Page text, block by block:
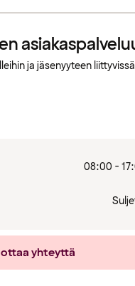
ja jäsenyyteen liittyvissä
08:00 -
yhteyttä